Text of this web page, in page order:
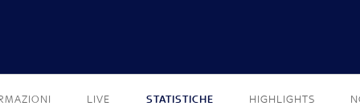
LIVE STATISTICHE HIGHLIGHTS